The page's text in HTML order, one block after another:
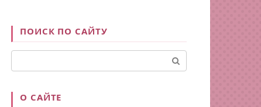
ПОИСК ПО САЙТУ
О САЙТЕ